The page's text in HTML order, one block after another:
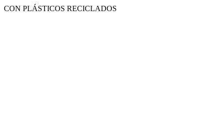
CON PLÁSTICOS RECICLADOS